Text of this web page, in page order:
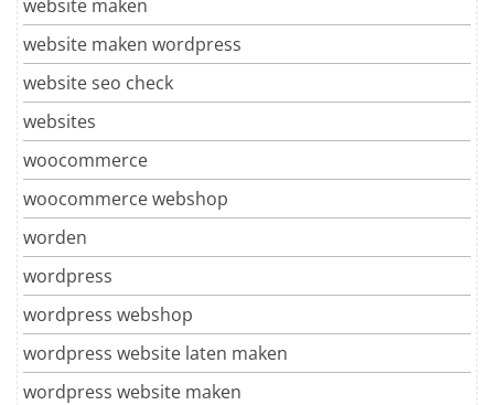
website maken
website maken wordpress
website seo check
websites
woocommerce
woocommerce webshop
worden
wordpress
wordpress webshop
wordpress website laten maken
wordpress website maken